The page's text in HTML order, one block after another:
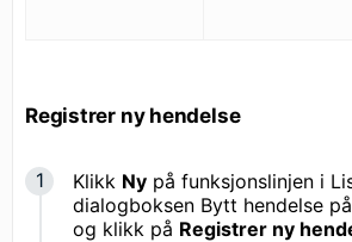
Registrer ny hendelse
Klikk Ny på funksjonslinjen i
dialogboksen Bytt hendelse
og klikk på Registrer ny